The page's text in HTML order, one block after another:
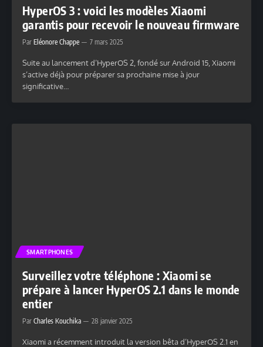
HyperOS 3 : voici les modèles Xiaomi
garantis pour recevoir le nouveau firmware
Par Eléonore Chappe 7 mars 2025
Suite au lancement d’HyperOS 2, fondé sur Android 15, Xiaomi
s’active déjà pour préparer sa prochaine mise à jour
significative…
SMARTPHONES
Surveillez votre téléphone : Xiaomi se
prépare à lancer HyperOS 2.1 dans le monde
entier
Par Charles Kouchika 28 janvier 2025
Xiaomi a récemment introduit la version bêta d’HyperOS 2.1 en